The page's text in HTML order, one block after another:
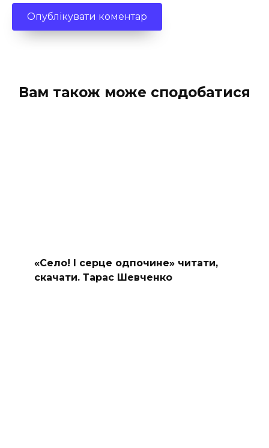
Вам також може сподобатися
«Село! І серце одпочине» читати,
скачати. Тарас Шевченко